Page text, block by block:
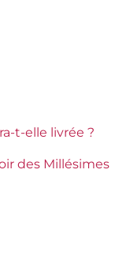
t-elle livrée ?
des Millésimes